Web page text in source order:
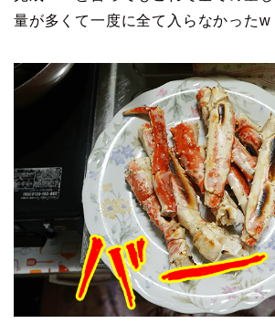
量が多くて一度に全て入らなかったw